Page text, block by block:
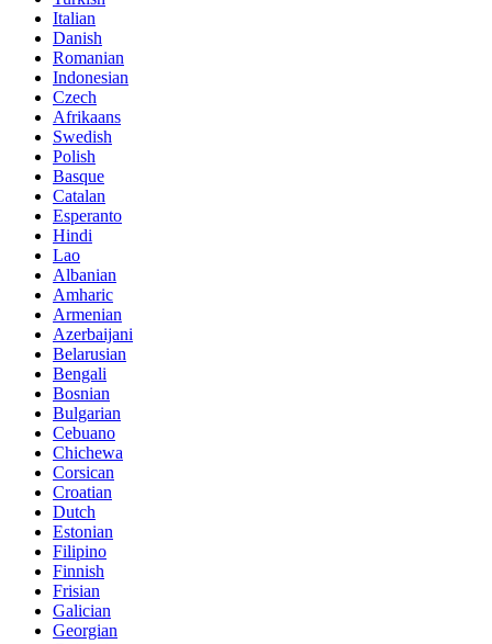
Italian
Danish
Romanian
Indonesian
Czech
Afrikaans
Swedish
Polish
Basque
Catalan
Esperanto
Hindi
Lao
Albanian
Amharic
Armenian
Azerbaijani
Belarusian
Bengali
Bosnian
Bulgarian
Cebuano
Chichewa
Corsican
Croatian
Dutch
Estonian
Filipino
Finnish
Frisian
Galician
Georgian